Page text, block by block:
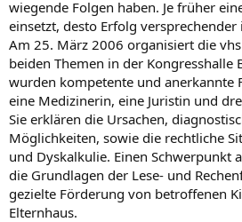
wiegende Folgen haben. Je früher
einsetzt, desto Erfolg versprechender
Am 25. März 2006 organisiert die
beiden Themen in der Kongresshalle
wurden kompetente und anerkannte
eine Medizinerin, eine Juristin und
Sie erklären die Ursachen,
Möglichkeiten, sowie die rechtliche
und Dyskalkulie. Einen Schwerpunkt
die Grundlagen der Lese- und
gezielte Förderung von betroffenen
Elternhaus.